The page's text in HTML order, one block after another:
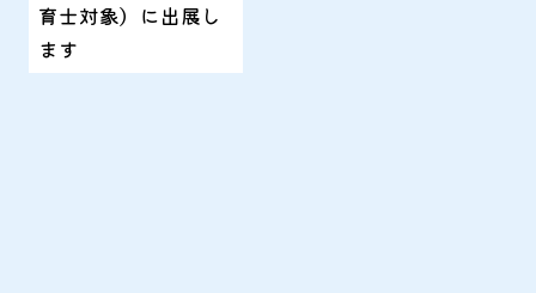
育士対象）に出展し
ます